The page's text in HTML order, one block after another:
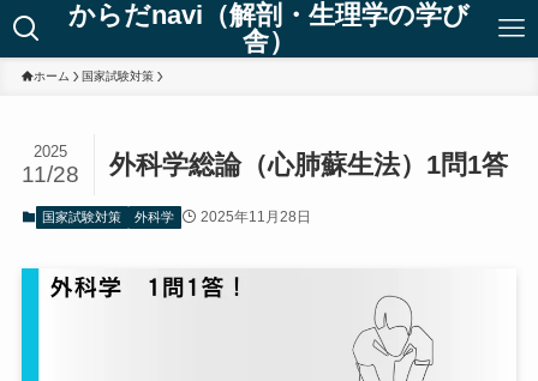
からだnavi（解剖・生理学の学び
舎）
ホーム 国家試験対策
外科学総論（心肺蘇生法）1問1答
2025
11/28
国家試験対策 外科学 2025年11月28日